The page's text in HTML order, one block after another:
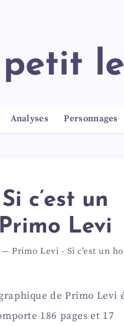
petit
Analyses Personnages
c’est un
Levi
— Primo Levi - Si c'est un
de Primo Levi
186 pages et 17